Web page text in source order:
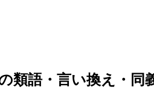
1
類語・言い換え・同